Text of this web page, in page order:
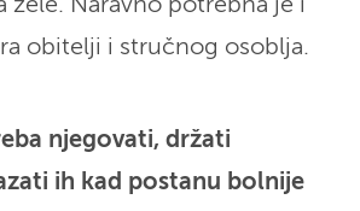
žele. Naravno potrebna je i
obitelji i stručnog osoblja.
njegovati, držati
ih kad postanu bolnije